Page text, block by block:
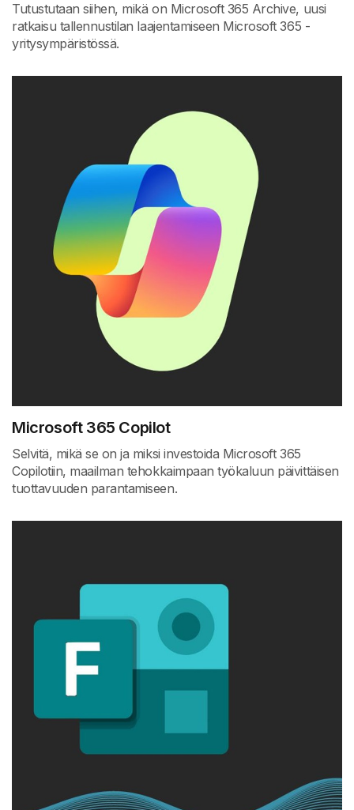
Tutustutaan siihen, mikä on Microsoft 365 Archive, uusi
ratkaisu tallennustilan laajentamiseen Microsoft 365 -
yritysympäristössä.
Microsoft 365 Copilot
Selvitä, mikä se on ja miksi investoida Microsoft 365
Copilotiin, maailman tehokkaimpaan työkaluun päivittäisen
tuottavuuden parantamiseen.